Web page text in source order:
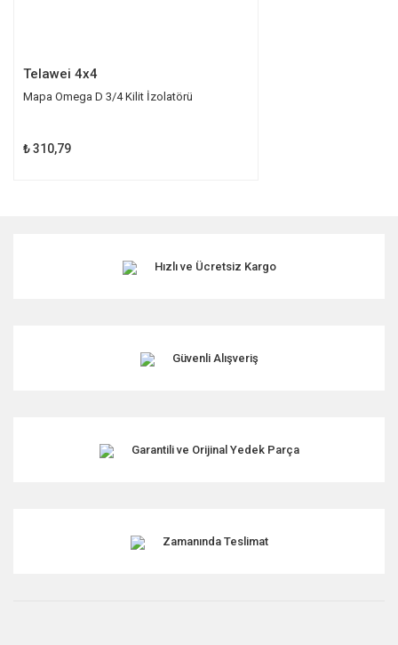
Telawei 4x4
Mapa Omega D 3/4 Kilit İzolatörü
₺ 310,79
Hızlı ve Ücretsiz Kargo
Güvenli Alışveriş
Garantili ve Orijinal Yedek Parça
Zamanında Teslimat